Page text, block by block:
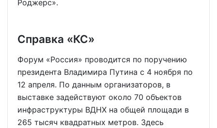
Роджерс».
Справка «КС»
Форум «Россия» проводится по поручению
президента Владимира Путина с 4 ноября по
12 апреля. По данным организаторов, в
выставке задействуют около 70 объектов
инфраструктуры ВДНХ на общей площади в
265 тысяч квадратных метров. Здесь